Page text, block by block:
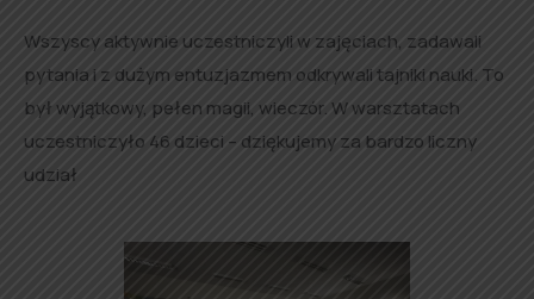
Wszyscy aktywnie uczestniczyli w zajęciach, zadawali
pytania i z dużym entuzjazmem odkrywali tajniki nauki. To
był wyjątkowy, pełen magii, wieczór. W warsztatach
uczestniczyło 46 dzieci – dziękujemy za bardzo liczny
udział